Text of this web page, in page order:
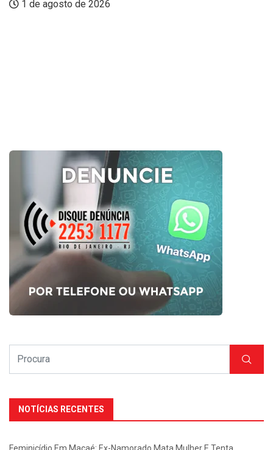
1 de agosto de 2026
NOTÍCIAS RECENTES
Feminicídio Em Macaé: Ex-Namorado Mata Mulher E Tenta